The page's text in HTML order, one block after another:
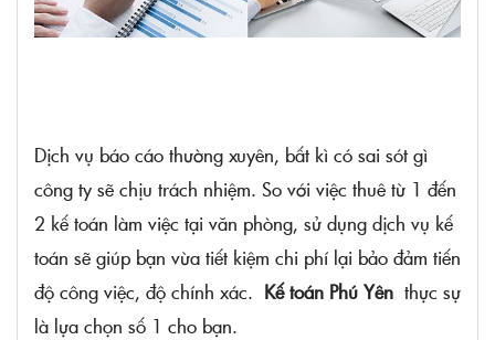
Dịch vụ báo cáo thường xuyên, bất kì có sai sót gì
công ty sẽ chịu trách nhiệm. So với việc thuê từ 1 đến
2 kế toán làm việc tại văn phòng, sử dụng dịch vụ kế
toán sẽ giúp bạn vừa tiết kiệm chi phí lại bảo đảm tiến
độ công việc, độ chính xác. Kế toán Phú Yên thực sự
là lựa chọn số 1 cho bạn.